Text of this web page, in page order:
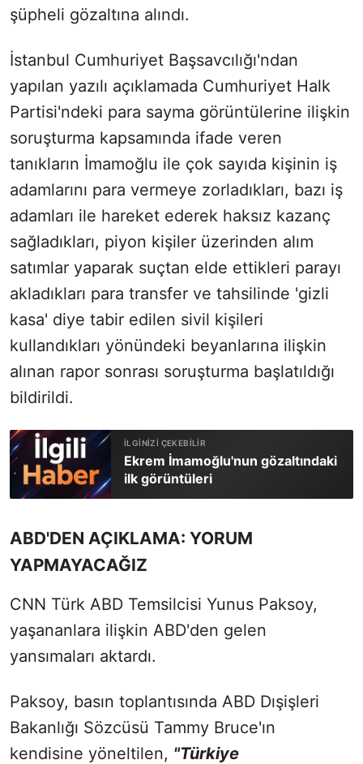
şüpheli gözaltına alındı.
İstanbul Cumhuriyet Başsavcılığı'ndan
yapılan yazılı açıklamada Cumhuriyet Halk
Partisi'ndeki para sayma görüntülerine ilişkin
soruşturma kapsamında ifade veren
tanıkların İmamoğlu ile çok sayıda kişinin iş
adamlarını para vermeye zorladıkları, bazı iş
adamları ile hareket ederek haksız kazanç
sağladıkları, piyon kişiler üzerinden alım
satımlar yaparak suçtan elde ettikleri parayı
akladıkları para transfer ve tahsilinde 'gizli
kasa' diye tabir edilen sivil kişileri
kullandıkları yönündeki beyanlarına ilişkin
alınan rapor sonrası soruşturma başlatıldığı
bildirildi.
Ekrem İmamoğlu'nun gözaltındaki
ilk görüntüleri
ABD'DEN AÇIKLAMA: YORUM
YAPMAYACAĞIZ
CNN Türk ABD Temsilcisi Yunus Paksoy,
yaşananlara ilişkin ABD'den gelen
yansımaları aktardı.
Paksoy, basın toplantısında ABD Dışişleri
Bakanlığı Sözcüsü Tammy Bruce'ın
kendisine yöneltilen, "Türkiye